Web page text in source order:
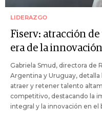
LIDERAZGO
Fiserv: atracción
era de la innovación
Gabriela Smud, directora de
Argentina y Uruguay, detalla
atraer y retener talento
competitivo, destacando la
integral y la innovación en el